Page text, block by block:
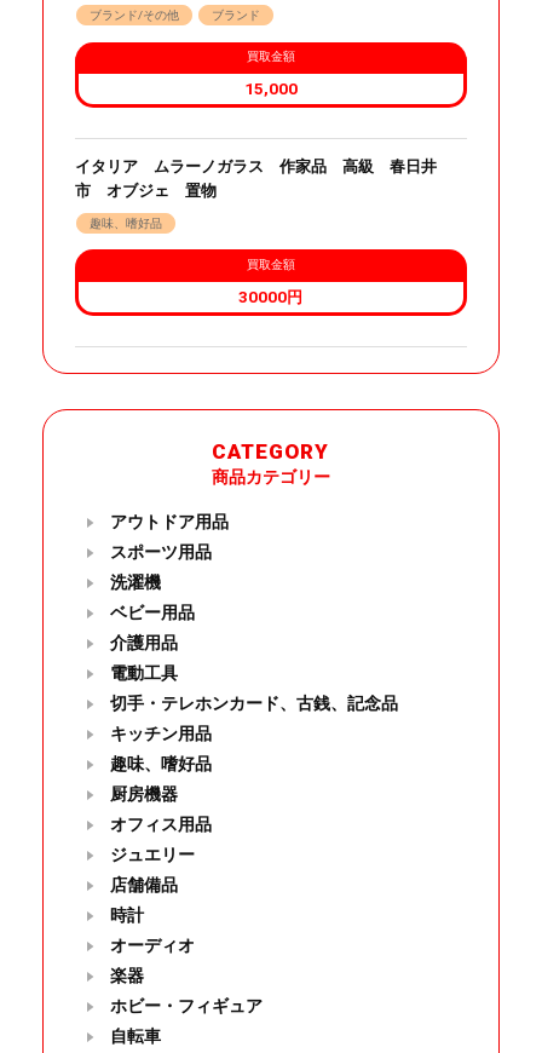
ブランド/その他 ブランド
買取金額
15,000
イタリア ムラーノガラス 作家品 高級 春日井
市 オブジェ 置物
趣味、嗜好品
買取金額
30000円
CATEGORY
商品カテゴリー
アウトドア用品
スポーツ用品
洗濯機
ベビー用品
介護用品
電動工具
切手・テレホンカード、古銭、記念品
キッチン用品
趣味、嗜好品
厨房機器
オフィス用品
ジュエリー
店舗備品
時計
オーディオ
楽器
ホビー・フィギュア
自転車